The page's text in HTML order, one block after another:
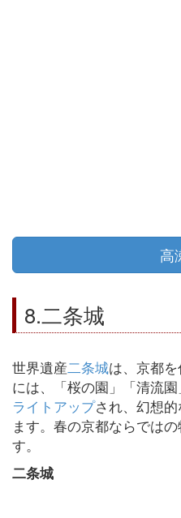
高
8.二条城
世界遺産二条城は、京都
には、「桜の園」「清流
ライトアップされ、幻想
ます。春の京都ならでは
す。
二条城